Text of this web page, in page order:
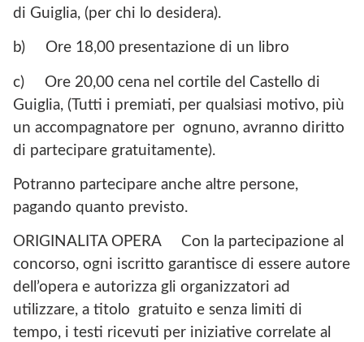
di Guiglia, (per chi lo desidera).
b) Ore 18,00 presentazione di un libro
c) Ore 20,00 cena nel cortile del Castello di
Guiglia, (Tutti i premiati, per qualsiasi motivo, più
un accompagnatore per ognuno, avranno diritto
di partecipare gratuitamente).
Potranno partecipare anche altre persone,
pagando quanto previsto.
ORIGINALITA OPERA Con la partecipazione al
concorso, ogni iscritto garantisce di essere autore
dell’opera e autorizza gli organizzatori ad
utilizzare, a titolo gratuito e senza limiti di
tempo, i testi ricevuti per iniziative correlate al